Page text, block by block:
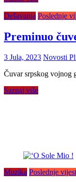
Dešavanja Poslednje
Preminuo
3 Jula, 2023 Novosti
Čuvar srpskog vojnog
Saznaj više
Muzika Poslednje